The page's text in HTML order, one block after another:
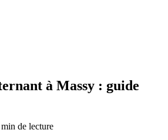
à Massy : guide
de lecture